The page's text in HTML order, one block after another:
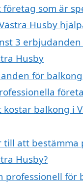
företag som är
Husby
3
Husby
för
kostar balkong i
till att bestämma
Husby?
professionell för